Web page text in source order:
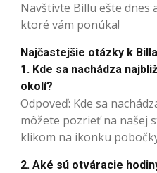
Navštívte Billu ešte dnes
ktoré vám ponúka!
Najčastejšie otázky k
1. Kde sa nachádza
okolí?
Odpoveď: Kde sa
môžete pozrieť na našej
klikom na ikonku
2. Aké sú otváracie